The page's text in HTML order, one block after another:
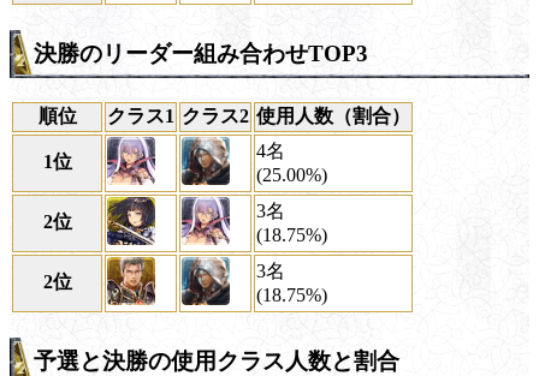
決勝のリーダー組み合わせTOP3
順位 クラス1 クラス2 使用人数（割合）
1位
4名
(25.00%)
2位
3名
(18.75%)
2位
3名
(18.75%)
予選と決勝の使用クラス人数と割合